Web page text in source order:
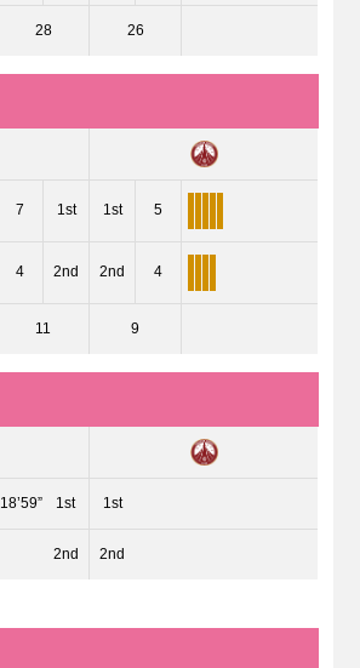
28 26
7 1st 1st 5
4 2nd 2nd 4
11 9
18’59” 1st 1st
2nd 2nd